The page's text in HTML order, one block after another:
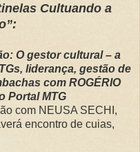
Cultuando a
O gestor cultural – a
liderança, gestão de
com ROGÉRIO
Portal MTG
com NEUSA SECHI,
encontro de cuias,